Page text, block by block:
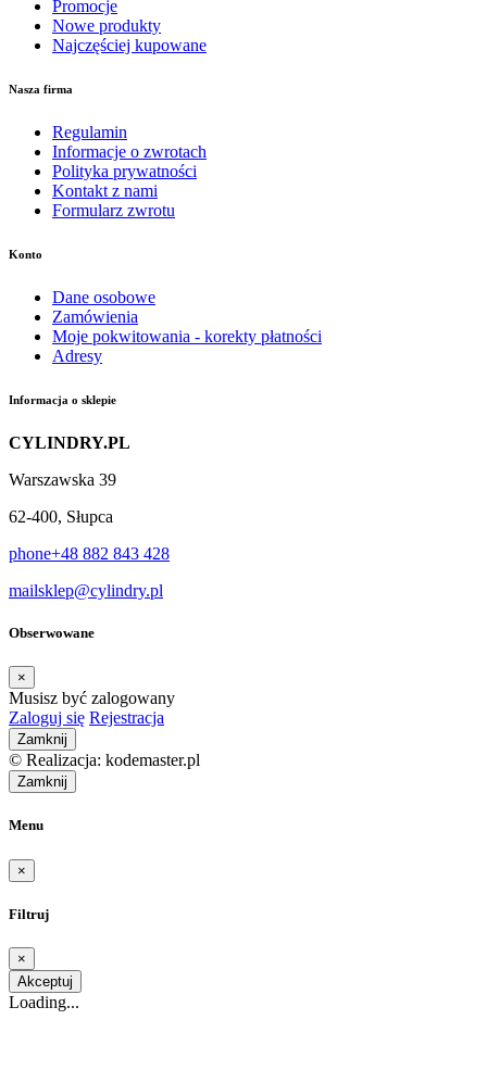
Promocje
Nowe produkty
Najczęściej kupowane
Nasza firma
Regulamin
Informacje o zwrotach
Polityka prywatności
Kontakt z nami
Formularz zwrotu
Konto
Dane osobowe
Zamówienia
Moje pokwitowania - korekty płatności
Adresy
Informacja o sklepie
CYLINDRY.PL
Warszawska 39
62-400, Słupca
phone+48 882 843 428
mailsklep@cylindry.pl
Obserwowane
×
Musisz być zalogowany
Zaloguj się Rejestracja
Zamknij
© Realizacja: kodemaster.pl
Zamknij
Menu
×
Filtruj
×
Akceptuj
Loading...